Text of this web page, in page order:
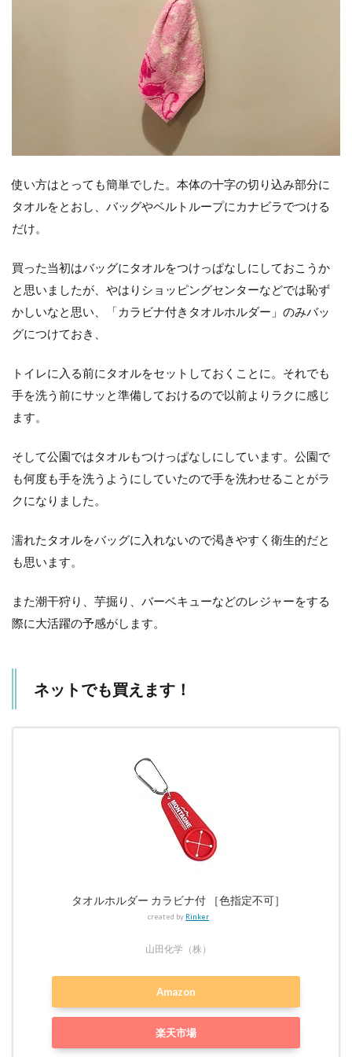
使い方はとっても簡単でした。本体の十字の切り込み部分に
タオルをとおし、バッグやベルトループにカナビラでつける
だけ。
買った当初はバッグにタオルをつけっぱなしにしておこうか
と思いましたが、やはりショッピングセンターなどでは恥ず
かしいなと思い、「カラビナ付きタオルホルダー」のみバッ
グにつけておき、
トイレに入る前にタオルをセットしておくことに。それでも
手を洗う前にサッと準備しておけるので以前よりラクに感じ
ます。
そして公園ではタオルもつけっぱなしにしています。公園で
も何度も手を洗うようにしていたので手を洗わせることがラ
クになりました。
濡れたタオルをバッグに入れないので渇きやすく衛生的だと
も思います。
また潮干狩り、芋掘り、バーベキューなどのレジャーをする
際に大活躍の予感がします。
ネットでも買えます！
タオルホルダー カラビナ付 ［色指定不可］
created by Rinker
山田化学（株）
Amazon
楽天市場